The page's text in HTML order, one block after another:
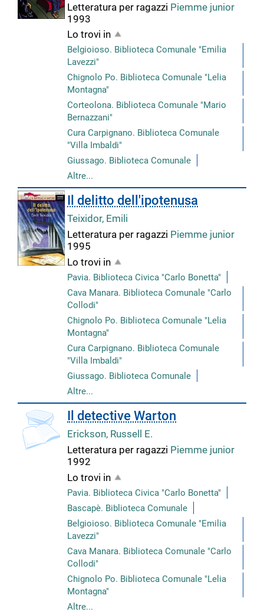
Letteratura per ragazzi Piemme junior
1993
Lo trovi in
Belgioioso. Biblioteca Comunale "Emilia
Lavezzi"
Chignolo Po. Biblioteca Comunale "Lelia
Montagna"
Corteolona. Biblioteca Comunale "Mario
Bernazzani"
Cura Carpignano. Biblioteca Comunale
"Villa Imbaldi"
Giussago. Biblioteca Comunale
Altre...
Il delitto dell'ipotenusa
Teixidor, Emili
Letteratura per ragazzi Piemme junior
1995
Lo trovi in
Pavia. Biblioteca Civica "Carlo Bonetta"
Cava Manara. Biblioteca Comunale "Carlo
Collodi"
Chignolo Po. Biblioteca Comunale "Lelia
Montagna"
Cura Carpignano. Biblioteca Comunale
"Villa Imbaldi"
Giussago. Biblioteca Comunale
Altre...
Il detective Warton
Erickson, Russell E.
Letteratura per ragazzi Piemme junior
1992
Lo trovi in
Pavia. Biblioteca Civica "Carlo Bonetta"
Bascapè. Biblioteca Comunale
Belgioioso. Biblioteca Comunale "Emilia
Lavezzi"
Cava Manara. Biblioteca Comunale "Carlo
Collodi"
Chignolo Po. Biblioteca Comunale "Lelia
Montagna"
Altre...